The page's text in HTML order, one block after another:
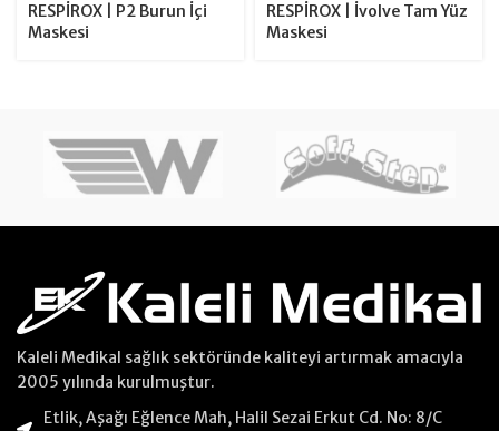
RESPİROX | P2 Burun İçi
Maskesi
RESPİROX | İvolve Tam Yüz
Maskesi
Kaleli Medikal sağlık sektöründe kaliteyi artırmak amacıyla
2005 yılında kurulmuştur.
Etlik, Aşağı Eğlence Mah, Halil Sezai Erkut Cd. No: 8/C